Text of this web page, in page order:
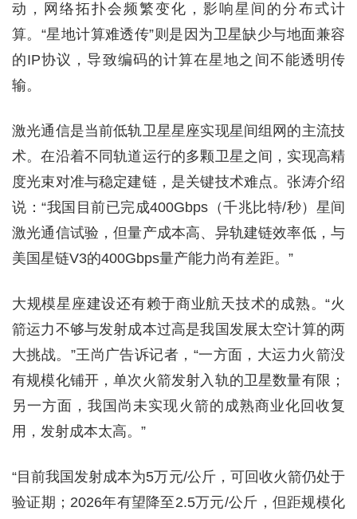
动，网络拓扑会频繁变化，影响星间的分布式计
算。“星地计算难透传”则是因为卫星缺少与地面兼容
的IP协议，导致编码的计算在星地之间不能透明传
输。
激光通信是当前低轨卫星星座实现星间组网的主流技
术。在沿着不同轨道运行的多颗卫星之间，实现高精
度光束对准与稳定建链，是关键技术难点。张涛介绍
说：“我国目前已完成400Gbps（千兆比特/秒）星间
激光通信试验，但量产成本高、异轨建链效率低，与
美国星链V3的400Gbps量产能力尚有差距。”
大规模星座建设还有赖于商业航天技术的成熟。“火
箭运力不够与发射成本过高是我国发展太空计算的两
大挑战。”王尚广告诉记者，“一方面，大运力火箭没
有规模化铺开，单次火箭发射入轨的卫星数量有限；
另一方面，我国尚未实现火箭的成熟商业化回收复
用，发射成本太高。”
“目前我国发射成本为5万元/公斤，可回收火箭仍处于
验证期；2026年有望降至2.5万元/公斤，但距规模化